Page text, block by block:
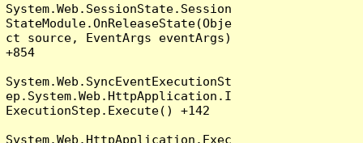
System.Web.SessionState.Session
StateModule.OnReleaseState(Obje
ct source, EventArgs eventArgs)
+854
System.Web.SyncEventExecutionSt
ep.System.Web.HttpApplication.I
ExecutionStep.Execute() +142
System.Web.HttpApplication.Exec